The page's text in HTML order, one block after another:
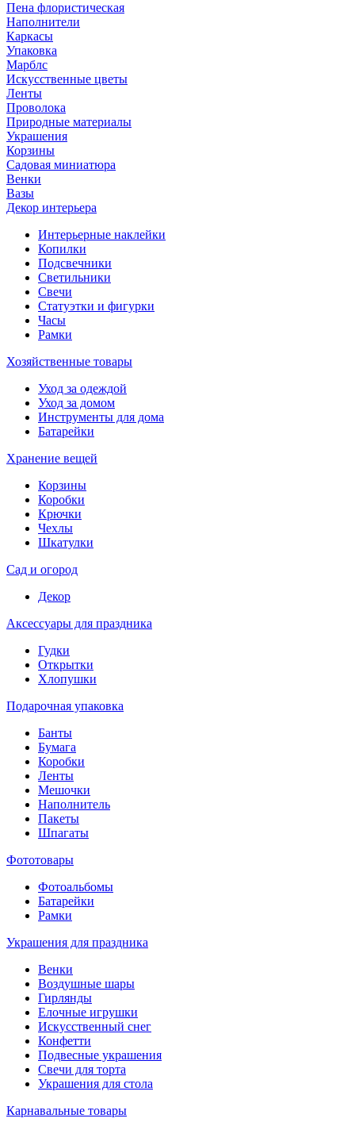
Пена флористическая
Наполнители
Каркасы
Упаковка
Марблс
Искусственные цветы
Ленты
Проволока
Природные материалы
Украшения
Корзины
Садовая миниатюра
Венки
Вазы
Декор интерьера
Интерьерные наклейки
Копилки
Подсвечники
Светильники
Свечи
Статуэтки и фигурки
Часы
Рамки
Хозяйственные товары
Уход за одеждой
Уход за домом
Инструменты для дома
Батарейки
Хранение вещей
Корзины
Коробки
Крючки
Чехлы
Шкатулки
Сад и огород
Декор
Аксессуары для праздника
Гудки
Открытки
Хлопушки
Подарочная упаковка
Банты
Бумага
Коробки
Ленты
Мешочки
Наполнитель
Пакеты
Шпагаты
Фототовары
Фотоальбомы
Батарейки
Рамки
Украшения для праздника
Венки
Воздушные шары
Гирлянды
Елочные игрушки
Искусственный снег
Конфетти
Подвесные украшения
Свечи для торта
Украшения для стола
Карнавальные товары